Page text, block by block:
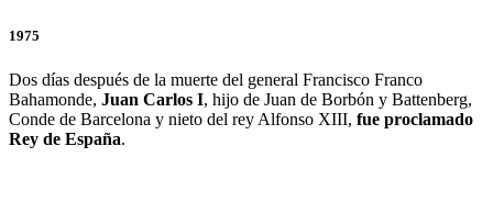
1975
Dos días después de la muerte del general Francisco Franco
Bahamonde, Juan Carlos I, hijo de Juan de Borbón y Battenberg,
Conde de Barcelona y nieto del rey Alfonso XIII, fue proclamado
Rey de España.